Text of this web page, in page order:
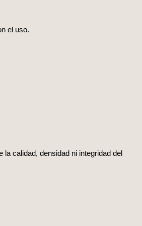
el uso.
calidad, densidad ni integridad del